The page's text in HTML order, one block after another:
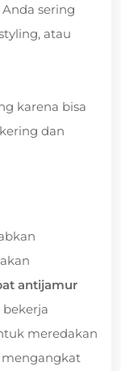
sering
atau
karena bisa
dan
antijamur
bekerja
meredakan